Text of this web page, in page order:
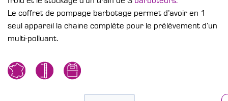
Le coffret de pompage barbotage permet d’avoir en 1
seul appareil la chaine complète pour le prélèvement d’un
multi-polluant.